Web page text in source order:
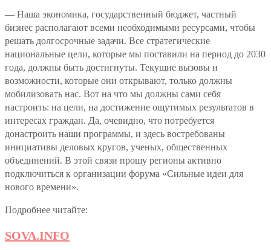
— Наша экономика, государственный бюджет, частный
бизнес располагают всеми необходимыми ресурсами, чтобы
решать долгосрочные задачи. Все стратегические
национальные цели, которые мы поставили на период до 2030
года, должны быть достигнуты. Текущие вызовы и
возможности, которые они открывают, только должны
мобилизовать нас. Вот на что мы должны сами себя
настроить: на цели, на достижение ощутимых результатов в
интересах граждан. Да, очевидно, что потребуется
донастроить наши программы, и здесь востребованы
инициативы деловых кругов, ученых, общественных
объединений. В этой связи прошу регионы активно
подключиться к организации форума «Сильные идеи для
нового времени».
Подробнее читайте:
SOVA.INFO